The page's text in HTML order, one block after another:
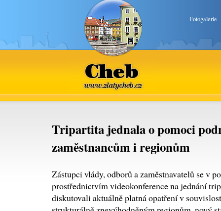
Fotogalerie
Cheb
www.zlatycheb.cz
Tripartita jednala o pomoci
zaměstnancům i regionům
Zástupci vlády, odborů a zaměstnavatelů se v
prostřednictvím videokonference na jednání
diskutovali aktuálně platná opatření v